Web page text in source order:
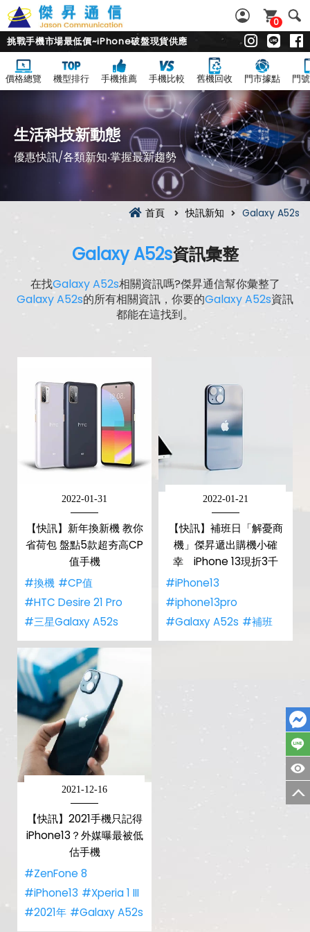
0
挑戰手機市場最低價~iPhone破盤現貨供應
價格總覽 機型排行 手機推薦 手機比較 舊機回收 門市據點 門
生活科技新動態
優惠快訊/各類新知‧掌握最新趨勢
首頁 快訊新知 Galaxy A52s
Galaxy A52s資訊彙整
在找Galaxy A52s相關資訊嗎?傑昇通信幫你彙整了
Galaxy A52s的所有相關資訊，你要的Galaxy A52s資訊
都能在這找到。
2022-01-31
【快訊】新年換新機 教你
省荷包 盤點5款超夯高CP
值手機
#換機 #CP值
#HTC Desire 21 Pro
#三星Galaxy A52s
2022-01-21
【快訊】補班日「解憂商
機」傑昇遞出購機小確
幸 iPhone 13現折3千
#iPhone13
#iphone13pro
#Galaxy A52s #補班
2021-12-16
【快訊】2021手機只記得
iPhone13？外媒曝最被低
估手機
#ZenFone 8
#iPhone13 #Xperia 1 III
#2021年 #Galaxy A52s